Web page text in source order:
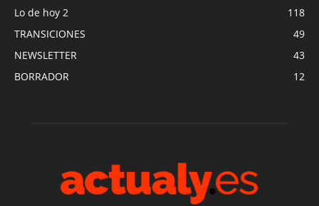
Lo de hoy 2
118
TRANSICIONES
49
NEWSLETTER
43
BORRADOR
12